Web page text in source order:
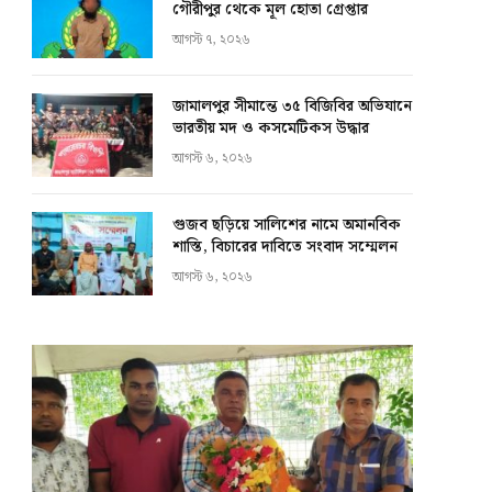
গৌরীপুর থেকে মূল হোতা গ্রেপ্তার
আগস্ট ৭, ২০২৬
জামালপুর সীমান্তে ৩৫ বিজিবির অভিযানে
ভারতীয় মদ ও কসমেটিকস উদ্ধার
আগস্ট ৬, ২০২৬
গুজব ছড়িয়ে সালিশের নামে অমানবিক
শাস্তি, বিচারের দাবিতে সংবাদ সম্মেলন
আগস্ট ৬, ২০২৬